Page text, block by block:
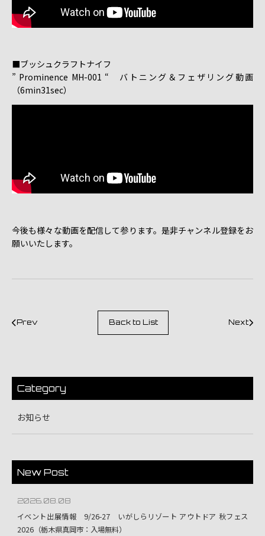
■ブッシュクラフトナイフ
” Prominence MH-001 “ バトニング＆フェザリング動画
（6min31sec）
今後も様々な動画を配信して参ります。是非チャンネル登録をお
願いいたします。
Prev Back to List Next
Category
お知らせ
New Post
2026.08.08
イベント出展情報 9/26-27 いがしらリゾート アウトドア 秋フェス
2026（栃木県真岡市：入場無料）